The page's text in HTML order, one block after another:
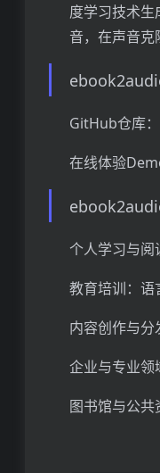
度学习技术
音，在声音克
GitHub仓库
在线体验
个人学习与阅
教育培训：语
内容创作与分
企业与专业领
图书馆与公共